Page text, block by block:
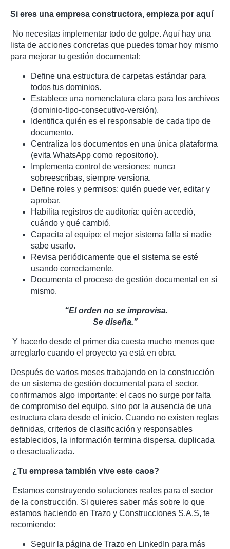
Si eres una empresa constructora, empieza por aquí
No necesitas implementar todo de golpe. Aquí hay una
lista de acciones concretas que puedes tomar hoy mismo
para mejorar tu gestión documental:
Define una estructura de carpetas estándar para
todos tus dominios.
Establece una nomenclatura clara para los archivos
(dominio-tipo-consecutivo-versión).
Identifica quién es el responsable de cada tipo de
documento.
Centraliza los documentos en una única plataforma
(evita WhatsApp como repositorio).
Implementa control de versiones: nunca
sobreescribas, siempre versiona.
Define roles y permisos: quién puede ver, editar y
aprobar.
Habilita registros de auditoría: quién accedió,
cuándo y qué cambió.
Capacita al equipo: el mejor sistema falla si nadie
sabe usarlo.
Revisa periódicamente que el sistema se esté
usando correctamente.
Documenta el proceso de gestión documental en sí
mismo.
“El orden no se improvisa.
Se diseña.”
Y hacerlo desde el primer día cuesta mucho menos que
arreglarlo cuando el proyecto ya está en obra.
Después de varios meses trabajando en la construcción
de un sistema de gestión documental para el sector,
confirmamos algo importante: el caos no surge por falta
de compromiso del equipo, sino por la ausencia de una
estructura clara desde el inicio. Cuando no existen reglas
definidas, criterios de clasificación y responsables
establecidos, la información termina dispersa, duplicada
o desactualizada.
¿Tu empresa también vive este caos?
Estamos construyendo soluciones reales para el sector
de la construcción. Si quieres saber más sobre lo que
estamos haciendo en Trazo y Construcciones S.A.S, te
recomiendo:
Seguir la página de Trazo en LinkedIn para más